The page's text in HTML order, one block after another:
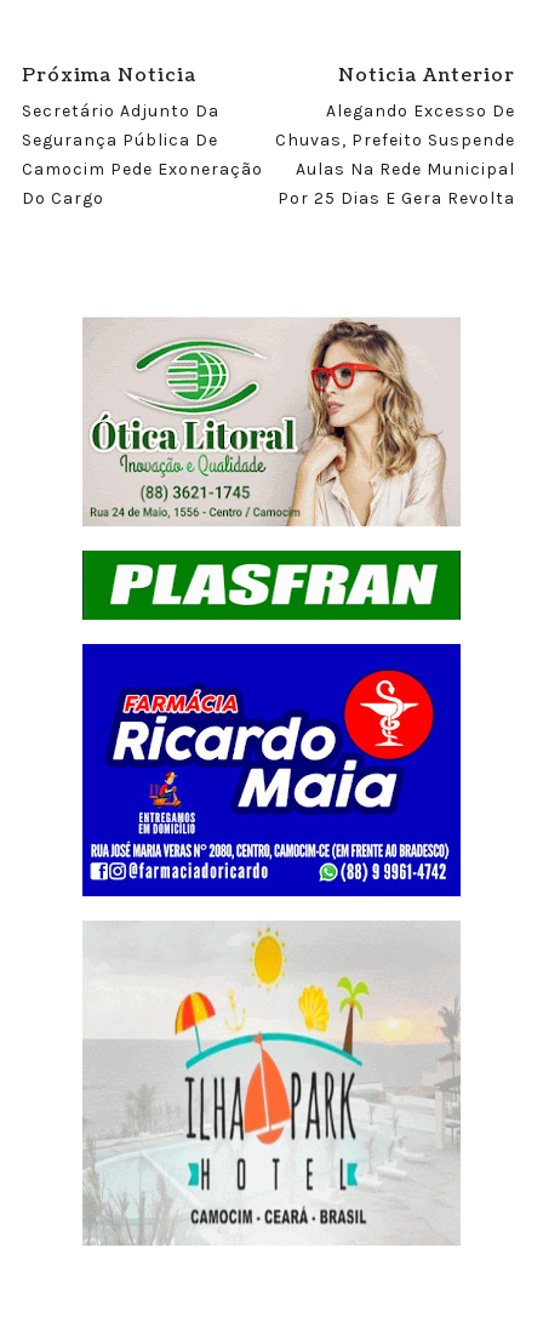
Próxima Noticia
Secretário Adjunto Da
Segurança Pública De
Camocim Pede Exoneração
Do Cargo
Noticia Anterior
Alegando Excesso De
Chuvas, Prefeito Suspende
Aulas Na Rede Municipal
Por 25 Dias E Gera Revolta